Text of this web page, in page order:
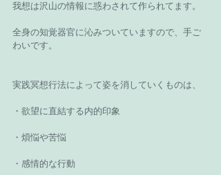
我想は沢山の情報に惑わされて作られてます。
全身の知覚器官に沁みついていますので、手ご
わいです。
実践冥想行法によって姿を消していくものは、
・欲望に直結する内的印象
・煩悩や苦悩
・感情的な行動